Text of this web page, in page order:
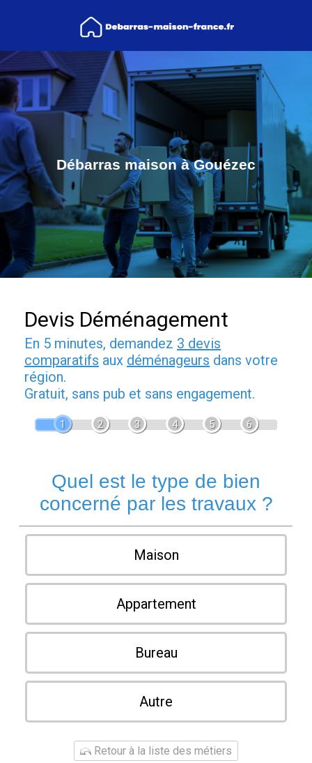
Débarras maison à Gouézec
Devis Déménagement
En 5 minutes, demandez 3 devis
comparatifs aux déménageurs dans votre
région.
Gratuit, sans pub et sans engagement.
1 2 3 4 5 6
Quel est le type de bien
concerné par les travaux ?
Maison
Appartement
Bureau
Autre
Retour à la liste des métiers